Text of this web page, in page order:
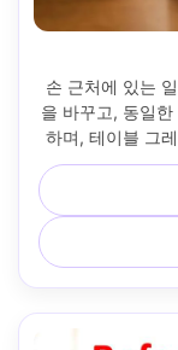
손 근처에 있는
을 바꾸고, 동일
하며, 테이블 그